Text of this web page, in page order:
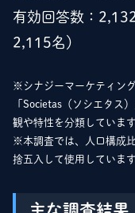
有効回答数：
2,115名）
※シナジーマーケティン
「Societas（ソシエタス
観や特性を分類しています
※本調査では、人口構成
捨五入して使用しています
主な調査結果